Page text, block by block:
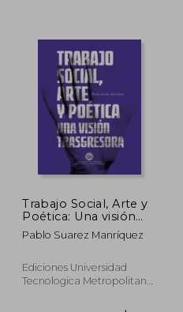
NT$
Trabajo Social, Arte y
Poética: Una visión
trasgresora (in
Spanish)
Pablo Suarez Manríquez
Ediciones Universidad
Tecnologica Metropolitana,